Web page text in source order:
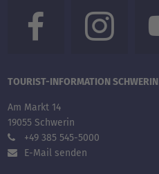
TOURIST-INFORMATION SCHWERIN
Am Markt 14
19055 Schwerin
+49 385 545-5000
E-Mail senden